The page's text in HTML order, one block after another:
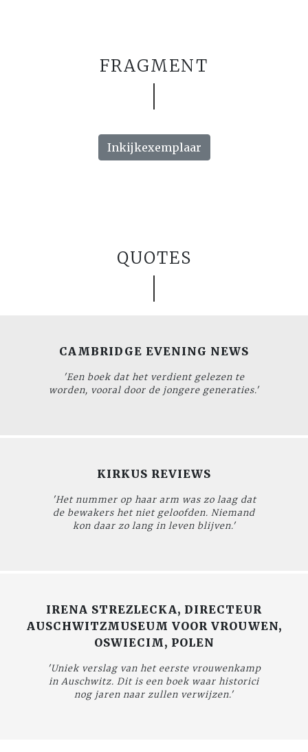
FRAGMENT
Inkijkexemplaar
QUOTES
CAMBRIDGE EVENING NEWS
'Een boek dat het verdient gelezen te
worden, vooral door de jongere generaties.'
KIRKUS REVIEWS
'Het nummer op haar arm was zo laag dat
de bewakers het niet geloofden. Niemand
kon daar zo lang in leven blijven.'
IRENA STREZLECKA, DIRECTEUR
AUSCHWITZMUSEUM VOOR VROUWEN,
OSWIECIM, POLEN
'Uniek verslag van het eerste vrouwenkamp
in Auschwitz. Dit is een boek waar historici
nog jaren naar zullen verwijzen.'